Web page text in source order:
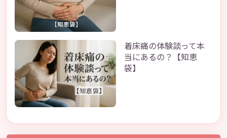
着床痛の体験談って本
当にあるの？【知恵
袋】